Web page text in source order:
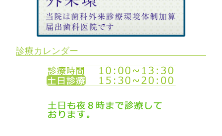
診療カレンダー